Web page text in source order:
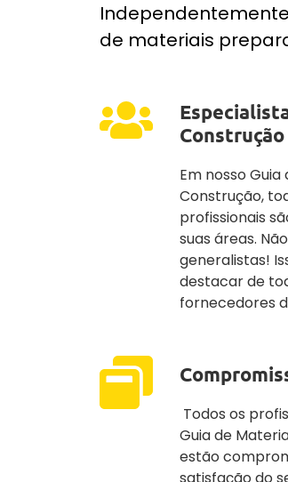
de materiais
Construção
Em nosso
Construção,
profissionais
suas áreas.
generalistas!
destacar de
fornecedores
Todos os
Guia de
estão
satisfação do